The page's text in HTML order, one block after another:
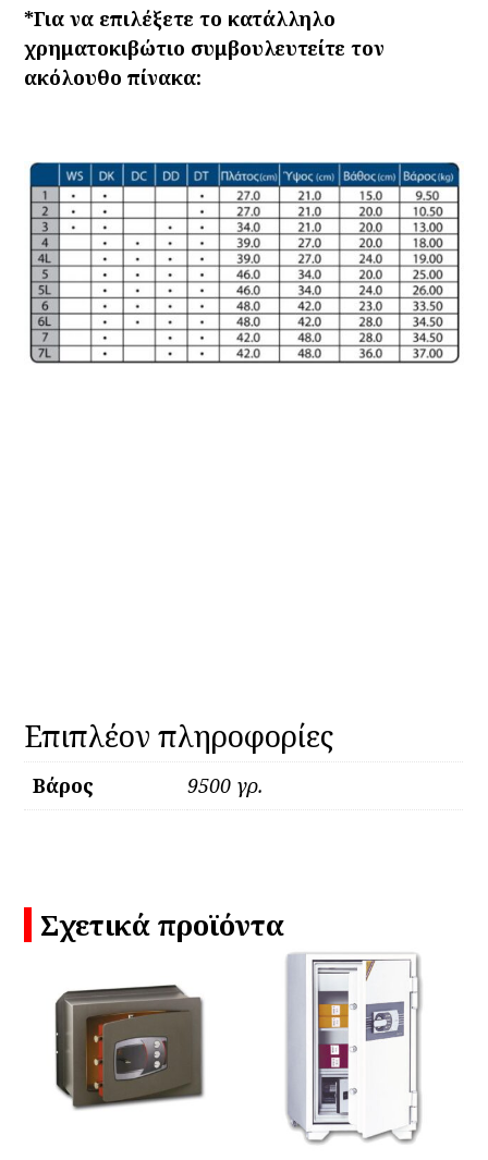
*Για να επιλέξετε το κατάλληλο
χρηματοκιβώτιο συμβουλευτείτε τον
ακόλουθο πίνακα:
Επιπλέον πληροφορίες
Βάρος 9500 γρ.
Σχετικά προϊόντα